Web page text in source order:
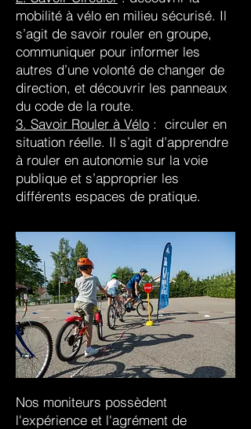
mobilité à vélo en milieu sécurisé. Il
s’agit de savoir rouler en groupe,
communiquer pour informer les
autres d’une volonté de changer de
direction, et découvrir les panneaux
du code de la route.
3. Savoir Rouler à Vélo : circuler en
situation réelle. Il s’agit d’apprendre
à rouler en autonomie sur la voie
publique et s’approprier les
différents espaces de pratique.
Nos moniteurs possèdent
l'expérience et l'agrément de